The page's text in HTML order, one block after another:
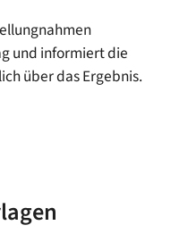
und informiert die
über das Ergebnis.